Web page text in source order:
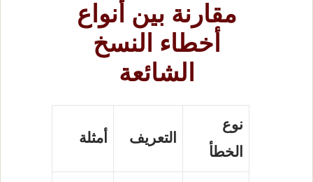
مقارنة بين أنواع
أخطاء النسخ
الشائعة
نوع
الخطأ
التعريف أمثلة